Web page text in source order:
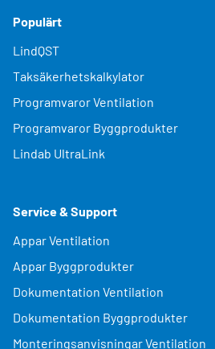
Populärt
LindQST
Taksäkerhetskalkylator
Programvaror Ventilation
Programvaror Byggprodukter
Lindab UltraLink
Service & Support
Appar Ventilation
Appar Byggprodukter
Dokumentation Ventilation
Dokumentation Byggprodukter
Monteringsanvisningar Ventilation